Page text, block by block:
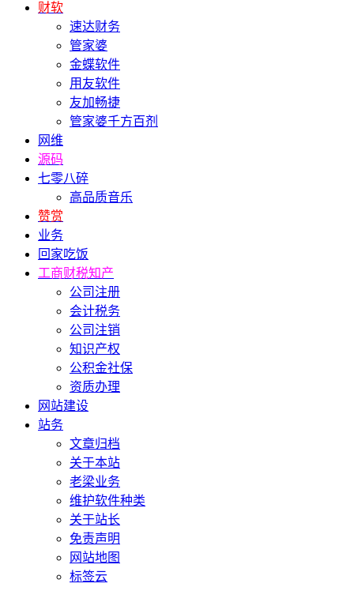
财软
速达财务
管家婆
金蝶软件
用友软件
友加畅捷
管家婆千方百剂
网维
源码
七零八碎
高品质音乐
赞赏
业务
回家吃饭
工商财税知产
公司注册
会计税务
公司注销
知识产权
公积金社保
资质办理
网站建设
站务
文章归档
关于本站
老梁业务
维护软件种类
关于站长
免责声明
网站地图
标签云